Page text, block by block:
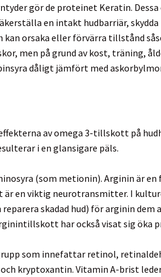
gör de proteinet Keratin.
en intakt hudbarriär,
orsaka eller förvärra tillstånd
men på grund av kost, träning,
dåligt jämfört med
av omega 3-tillskott på
i en glansigare päls.
(som metionin). Arginin är en
en viktig neurotransmitter. I
skadad hud) för arginin
har också visat sig öka
som innefattar retinol,
kryptoxantin. Vitamin A-brist